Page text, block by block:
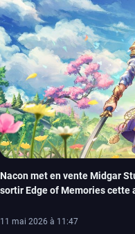
Nacon met en vente Midgar
sortir Edge of Memories cette
11 mai 2026 à 11:47